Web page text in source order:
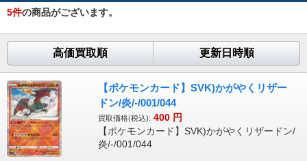
5件の商品がございます。
高価買取順 更新日時順
【ポケモンカード】SVK)かがやくリザー
ドン/炎/-/001/044
買取価格(税込): 400 円
【ポケモンカード】SVK)かがやくリザードン/
炎/-/001/044